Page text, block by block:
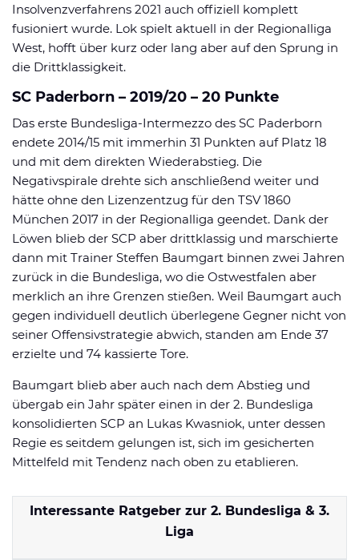
Insolvenzverfahrens 2021 auch offiziell komplett
fusioniert wurde. Lok spielt aktuell in der Regionalliga
West, hofft über kurz oder lang aber auf den Sprung in
die Drittklassigkeit.
SC Paderborn – 2019/20 – 20 Punkte
Das erste Bundesliga-Intermezzo des SC Paderborn
endete 2014/15 mit immerhin 31 Punkten auf Platz 18
und mit dem direkten Wiederabstieg. Die
Negativspirale drehte sich anschließend weiter und
hätte ohne den Lizenzentzug für den TSV 1860
München 2017 in der Regionalliga geendet. Dank der
Löwen blieb der SCP aber drittklassig und marschierte
dann mit Trainer Steffen Baumgart binnen zwei Jahren
zurück in die Bundesliga, wo die Ostwestfalen aber
merklich an ihre Grenzen stießen. Weil Baumgart auch
gegen individuell deutlich überlegene Gegner nicht von
seiner Offensivstrategie abwich, standen am Ende 37
erzielte und 74 kassierte Tore.
Baumgart blieb aber auch nach dem Abstieg und
übergab ein Jahr später einen in der 2. Bundesliga
konsolidierten SCP an Lukas Kwasniok, unter dessen
Regie es seitdem gelungen ist, sich im gesicherten
Mittelfeld mit Tendenz nach oben zu etablieren.
Interessante Ratgeber zur 2. Bundesliga & 3.
Liga